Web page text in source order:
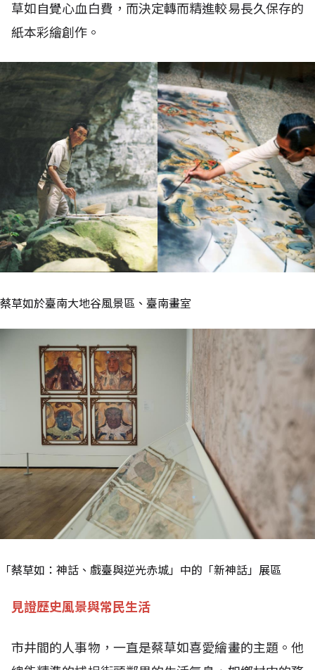
草如自覺心血白費，而決定轉而精進較易長久保存的
紙本彩繪創作。
蔡草如於臺南大地谷風景區、臺南畫室
「蔡草如：神話、戲臺與逆光赤城」中的「新神話」展區
見證歷史風景與常民生活
市井間的人事物，一直是蔡草如喜愛繪畫的主題。他